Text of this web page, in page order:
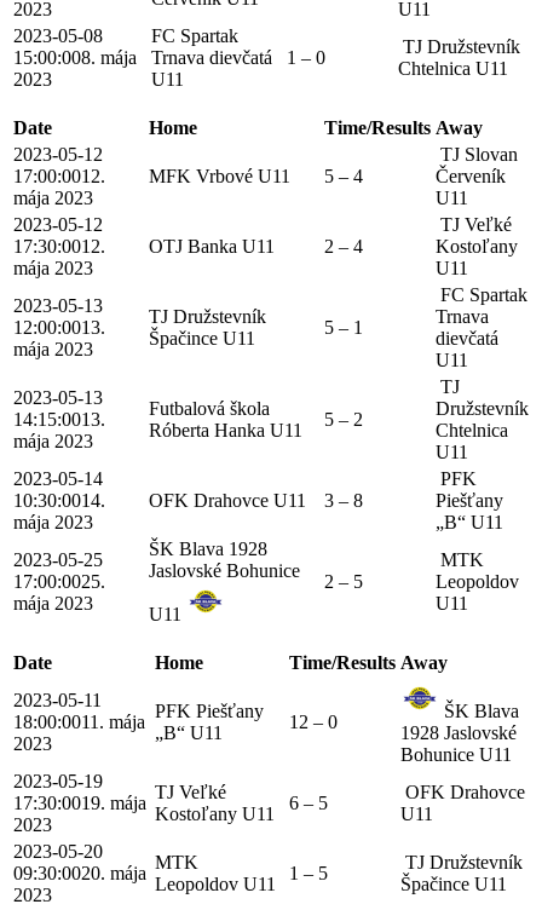
2023
U11
2023-05-08
15:00:008. mája
2023
FC Spartak
Trnava dievčatá
U11
1 – 0
TJ Družstevník
Chtelnica U11
Date Home Time/Results Away
2023-05-12
17:00:0012.
mája 2023
MFK Vrbové U11 5 – 4
TJ Slovan
Červeník
U11
2023-05-12
17:30:0012.
mája 2023
OTJ Banka U11 2 – 4
TJ Veľké
Kostoľany
U11
2023-05-13
12:00:0013.
mája 2023
TJ Družstevník
Špačince U11
5 – 1
FC Spartak
Trnava
dievčatá
U11
2023-05-13
14:15:0013.
mája 2023
Futbalová škola
Róberta Hanka U11
5 – 2
TJ
Družstevník
Chtelnica
U11
2023-05-14
10:30:0014.
mája 2023
OFK Drahovce U11 3 – 8
PFK
Piešťany
„B“ U11
2023-05-25
17:00:0025.
mája 2023
ŠK Blava 1928
Jaslovské Bohunice
U11
2 – 5
MTK
Leopoldov
U11
Date Home Time/Results Away
2023-05-11
18:00:0011. mája
2023
PFK Piešťany
„B“ U11
12 – 0
ŠK Blava
1928 Jaslovské
Bohunice U11
2023-05-19
17:30:0019. mája
2023
TJ Veľké
Kostoľany U11
6 – 5
OFK Drahovce
U11
2023-05-20
09:30:0020. mája
2023
MTK
Leopoldov U11
1 – 5
TJ Družstevník
Špačince U11